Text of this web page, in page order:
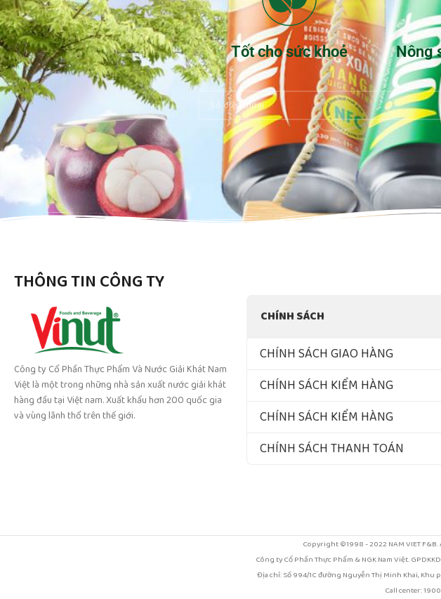
Tốt cho sức khoẻ Nông
THÔNG TIN CÔNG TY
Công ty Cổ Phần Thực Phẩm Và Nước Giải Khát Nam
Việt là một trong những nhà sản xuất nước giải khát
hàng đầu tại Việt nam. Xuất khẩu hơn 200 quốc gia
và vùng lãnh thổ trên thế giới.
CHÍNH SÁCH
CHÍNH SÁCH GIAO HÀNG
CHÍNH SÁCH KIỂM HÀNG
CHÍNH SÁCH KIỂM HÀNG
CHÍNH SÁCH THANH TOÁN
Copyright ©1998 - 2022 NAM VIET
Công ty Cổ Phần Thực Phẩm & NGK Nam Việt.
Địa chỉ: Số 994/1C đường Nguyễn Thị Minh Khai,
Call center: